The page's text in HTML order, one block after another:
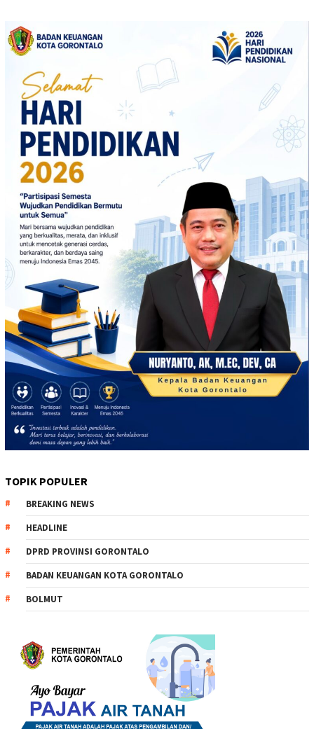
TOPIK POPULER
BREAKING NEWS
HEADLINE
DPRD PROVINSI GORONTALO
BADAN KEUANGAN KOTA GORONTALO
BOLMUT